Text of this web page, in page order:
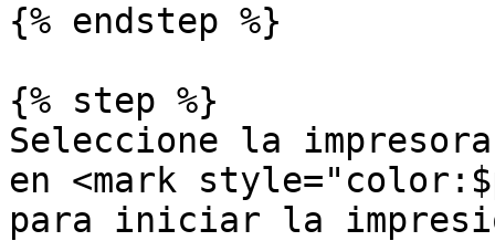
{% endstep %}
{% step %}
Seleccione la
en <mark
para iniciar la